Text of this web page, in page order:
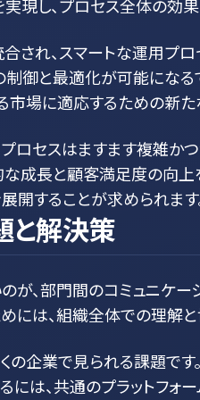
現し、プロセス全体の効
され、スマートな運用プ
と最適化が可能になる
場に適応するための新
ロセスはますます複雑
な成長と顧客満足度の向
することが求められます
と解決策
、部門間のコミュニケー
には、組織全体での理解
の企業で見られる課題で
には、共通のプラットフ